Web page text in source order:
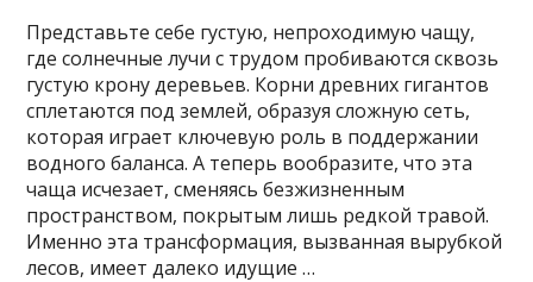
Представьте себе густую, непроходимую чащу,
где солнечные лучи с трудом пробиваются сквозь
густую крону деревьев. Корни древних гигантов
сплетаются под землей, образуя сложную сеть,
которая играет ключевую роль в поддержании
водного баланса. А теперь вообразите, что эта
чаща исчезает, сменяясь безжизненным
пространством, покрытым лишь редкой травой.
Именно эта трансформация, вызванная вырубкой
лесов, имеет далеко идущие …